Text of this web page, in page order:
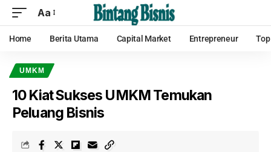
Aa
Home Berita Utama Capital Market Entrepreneur
UMKM
10 Kiat Sukses UMKM Temukan
Peluang Bisnis